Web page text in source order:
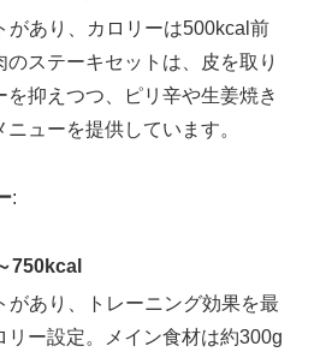
があり、カロリーは500kcal前
ステーキセットは、皮を取り
を抑えつつ、ピリ辛や生姜焼き
ューを提供しています。
:
750kcal
があり、トレーニング効果を最
リー設定。メイン食材は約300g